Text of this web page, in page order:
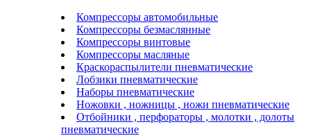
Компрессоры автомобильные
Компрессоры безмаслянные
Компрессоры винтовые
Компрессоры масляные
Краскораспылители пневматические
Лобзики пневматические
Наборы пневматические
Ножовки , ножницы , ножи пневматические
Отбойники , перфораторы , молотки , долоты
пневматические